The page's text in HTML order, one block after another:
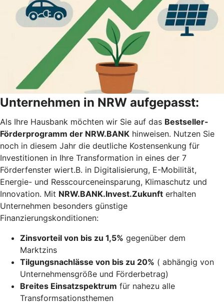
Unternehmen in NRW aufgepasst:
Als Ihre Hausbank möchten wir Sie auf das Bestseller-
Förderprogramm der NRW.BANK hinweisen. Nutzen Sie
noch in diesem Jahr die deutliche Kostensenkung für
Investitionen in Ihre Transformation in eines der 7
Förderfenster wiert.B. in Digitalisierung, E-Mobilität,
Energie- und Resscourceneinsparung, Klimaschutz und
Innovation. Mit NRW.BANK.Invest.Zukunft erhalten
Unternehmen besonders günstige
Finanzierungskonditionen:
Zinsvorteil von bis zu 1,5% gegenüber dem
Marktzins
Tilgungsnachlässe von bis zu 20% ( abhängig von
Unternehmensgröße und Förderbetrag)
Breites Einsatzspektrum für nahezu alle
Transformsationsthemen